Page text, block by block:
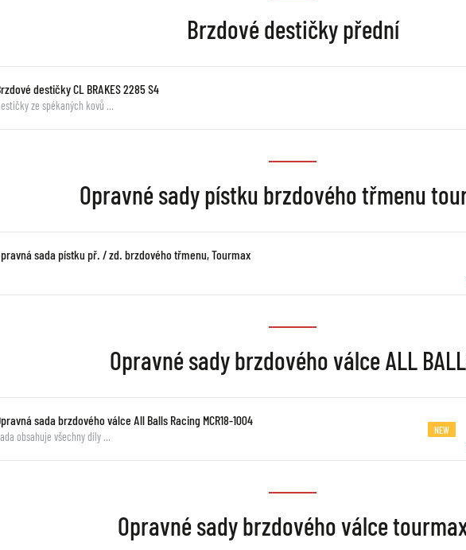
Brzdové destičky přední
destičky CL BRAKES 2285 S4
ze spékaných kovů …
Opravné sady pístku brzdového třmenu
sada pístku př. / zd. brzdového třmenu, Tourmax
Opravné sady brzdového válce ALL
sada brzdového válce All Balls Racing MCR18-1004
obsahuje všechny díly … NEW
Opravné sady brzdového válce